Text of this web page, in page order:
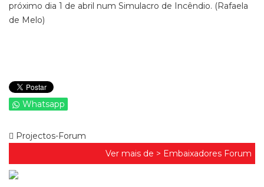
próximo dia 1 de abril num Simulacro de Incêndio. (Rafaela
de Melo)
Whatsapp
Projectos-Forum
Ver mais de > Embaixadores Forum